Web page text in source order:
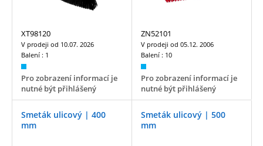
XT98120
V prodeji od 10.07. 2026
Balení : 1
Pro zobrazení informací je
nutné být přihlášený
ZN52101
V prodeji od 05.12. 2006
Balení : 10
Pro zobrazení informací je
nutné být přihlášený
Smeták ulicový | 400
mm
Smeták ulicový | 500
mm